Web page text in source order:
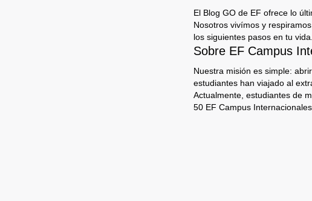
El Blog GO de EF ofrece lo
Nosotros vivímos y
los siguientes pasos en tu vida.
Sobre EF Campus
Nuestra misión es simple:
estudiantes han viajado al
Actualmente, estudiantes de
50 EF Campus